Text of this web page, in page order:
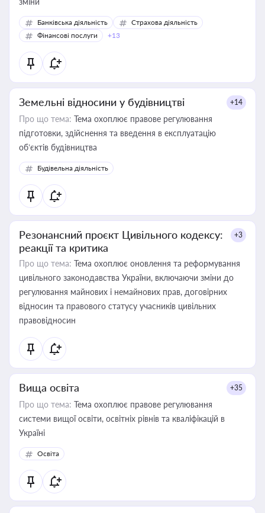
Банківська діяльність
Страхова діяльність
Фінансові послуги
+13
Земельні відносини у будівництві +14
Про що тема: Тема охоплює правове регулювання
підготовки, здійснення та введення в експлуатацію
об’єктів будівництва
Будівельна діяльність
Резонансний проєкт Цивільного кодексу:
реакції та критика
+3
Про що тема: Тема охоплює оновлення та реформування
цивільного законодавства України, включаючи зміни до
регулювання майнових і немайнових прав, договірних
відносин та правового статусу учасників цивільних
правовідносин
Вища освіта +35
Про що тема: Тема охоплює правове регулювання
системи вищої освіти, освітніх рівнів та кваліфікацій в
Україні
Освіта